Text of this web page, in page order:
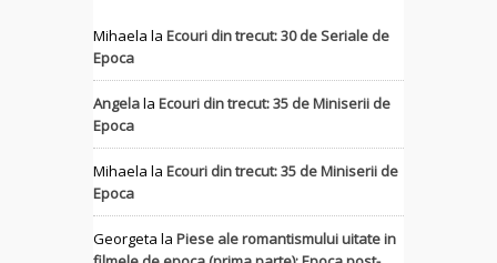
Mihaela la Ecouri din trecut: 30 de Seriale de
Epoca
Angelala Ecouri din trecut: 35 de Miniserii de
Epoca
Mihaela la Ecouri din trecut: 35 de Miniserii de
Epoca
Georgeta la Piese ale romantismului uitate in